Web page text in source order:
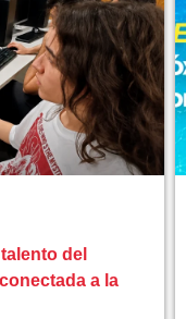
del
a la